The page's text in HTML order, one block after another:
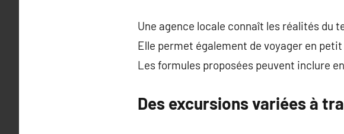
Une agence locale connaît les réalités du
Elle permet également de voyager en
Les formules proposées peuvent inclure
Des excursions variées à